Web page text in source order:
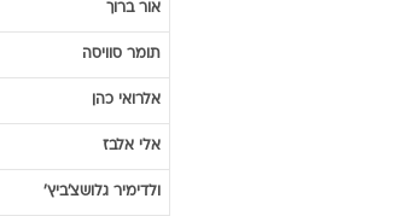
אור ברוך
תומר סוויסה
אלרואי כהן
אלי אלבז
ולדימיר גלושצ'ביץ'